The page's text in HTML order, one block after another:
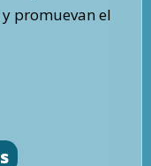
promuevan el